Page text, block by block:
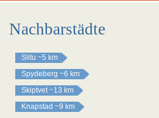
Nachbarstädte
Slitu ~5 km
Spydeberg ~6 km
Skiptvet ~13 km
Knapstad ~9 km